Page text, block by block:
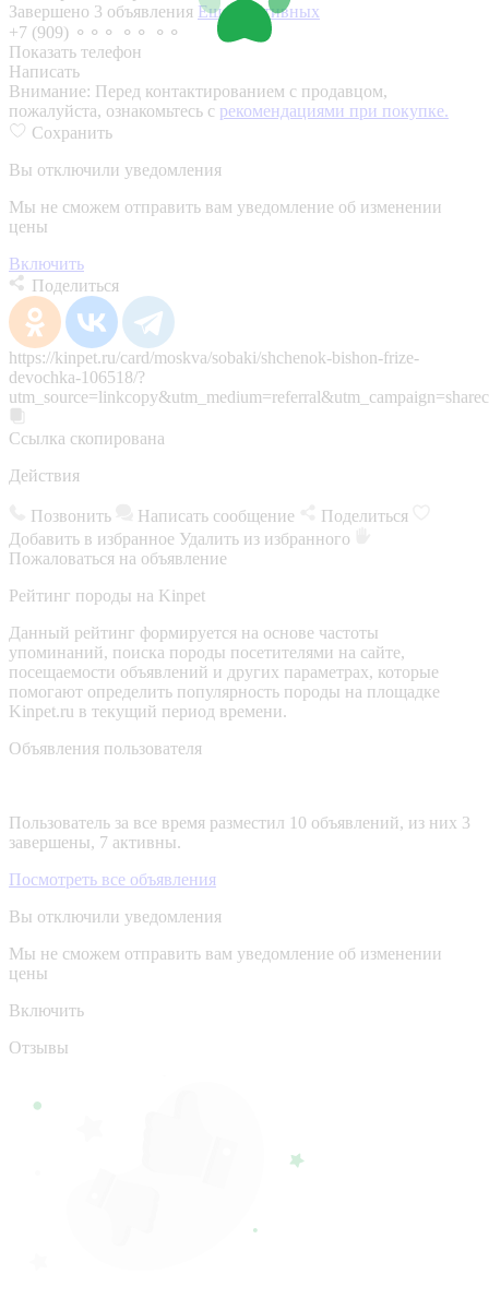
Завершено 3 объявления Еще 6 активных
+7 (909) ⚬⚬⚬ ⚬⚬ ⚬⚬
Показать телефон
Написать
Внимание: Перед контактированием с продавцом,
пожалуйста, ознакомьтесь с рекомендациями при покупке.
Сохранить
Вы отключили уведомления
Мы не сможем отправить вам уведомление об изменении
цены
Включить
Поделиться
https://kinpet.ru/card/moskva/sobaki/shchenok-bishon-frize-
devochka-106518/?
Ссылка скопирована
Действия
Позвонить Написать сообщение
Поделиться
Добавить в избранное Удалить из избранного
Пожаловаться на объявление
Рейтинг породы на Kinpet
Данный рейтинг формируется на основе частоты
упоминаний, поиска породы посетителями на сайте,
посещаемости объявлений и других параметрах, которые
помогают определить популярность породы на площадке
Kinpet.ru в текущий период времени.
Объявления пользователя
Пользователь за все время разместил 10 объявлений, из них 3
завершены, 7 активны.
Посмотреть все объявления
Вы отключили уведомления
Мы не сможем отправить вам уведомление об изменении
цены
Включить
Отзывы